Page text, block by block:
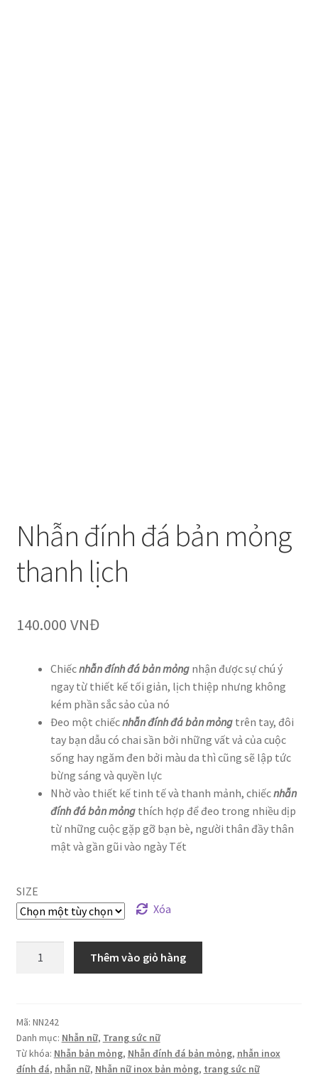
Nhẫn đính đá bản mỏng
thanh lịch
140.000 VNĐ
Chiếcnhẫn đính đá bản mỏngnhận được sự chú ý
ngay từ thiết kế tối giản, lịch thiệp nhưng không
kém phần sắc sảo của nó
Đeo một chiếcnhẫn đính đá bản mỏng trên tay, đôi
tay bạn dẫu có chai sần bởi những vất vả của cuộc
sống hay ngăm đen bởi màu da thì cũng sẽ lập tức
bừng sáng và quyền lực
Nhờ vào thiết kế tinh tế và thanh mảnh, chiếcnhẫn
đính đá bản mỏngthích hợp để đeo trong nhiều dịp
từ những cuộc gặp gỡ bạn bè, người thân đầy thân
mật và gần gũi vào ngày Tết
SIZE
Xóa
mỏng
thanh
lịch
Thêm vào giỏ hàng
Mã: NN242
Danh mục: Nhẫn nữ, Trang sức nữ
Từ khóa: Nhẫn bản mỏng, Nhẫn đính đá bản mỏng, nhẫn inox
đính đá, nhẫn nữ, Nhẫn nữ inox bản mỏng, trang sức nữ